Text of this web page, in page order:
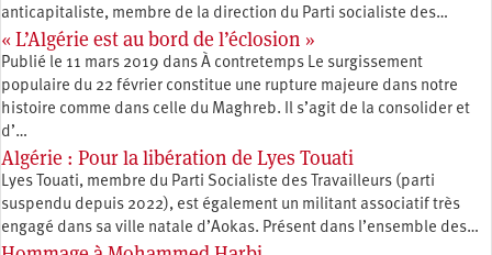
anticapitaliste, membre de la direction du Parti socialiste des…
« L’Algérie est au bord de l’éclosion »
Publié le 11 mars 2019 dans À contretemps Le surgissement
populaire du 22 février constitue une rupture majeure dans notre
histoire comme dans celle du Maghreb. Il s’agit de la consolider et
d’…
Algérie : Pour la libération de Lyes Touati
Lyes Touati, membre du Parti Socialiste des Travailleurs (parti
suspendu depuis 2022), est également un militant associatif très
engagé dans sa ville natale d’Aokas. Présent dans l’ensemble des…